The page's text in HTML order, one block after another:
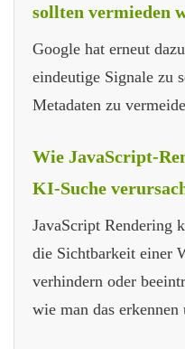
sollten vermieden
Google hat erneut
eindeutige Signale zu
Metadaten zu
Wie JavaScript-
KI-Suche
JavaScript Rendering
die Sichtbarkeit einer
verhindern oder
wie man das erkennen